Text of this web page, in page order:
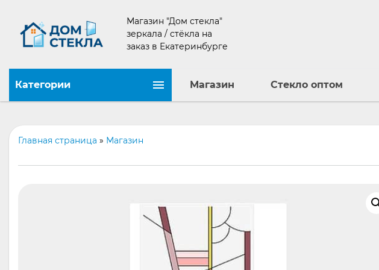
Магазин "Дом стекла"
зеркала / стёкла на
заказ в Екатеринбурге
Категории Магазин Стекло оптом
Главная страница » Магазин